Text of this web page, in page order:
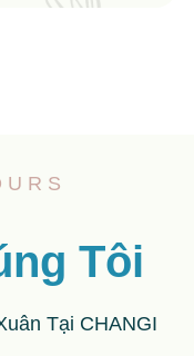
Tôi
Tại CHANGI